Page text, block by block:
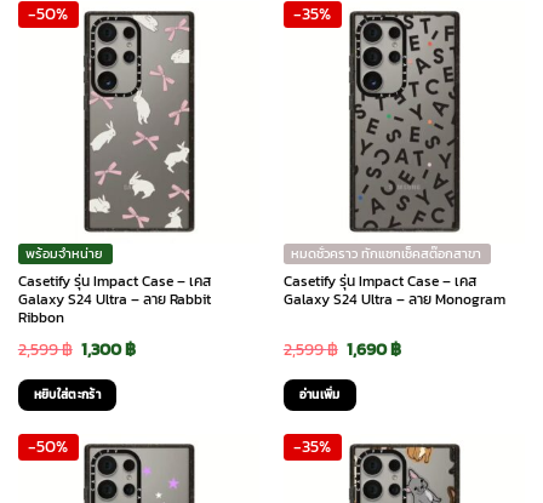
2,790 ฿.2,372 ฿. 2,599 ฿.1,300 ฿.
-50%
พร้อมจำหน่าย
Casetify รุ่น Impact Case – เคส
Galaxy S24 Ultra – ลาย Rabbit
Ribbon
2,599฿ Original
price
was:
2,599 ฿.
1,300฿Current
1,300 ฿.
หยิบใส่ตะกร้า
-35%
หมดชั่วคราว ทักแชทเช็คสต๊อกสาขา
Casetify รุ่น Impact Case – เคส
Galaxy S24 Ultra – ลาย Monogram
2,599฿ Original
price
was:
2,599 ฿.
1,690฿Current
1,690 ฿.
อ่านเพิ่ม
-50% -35%